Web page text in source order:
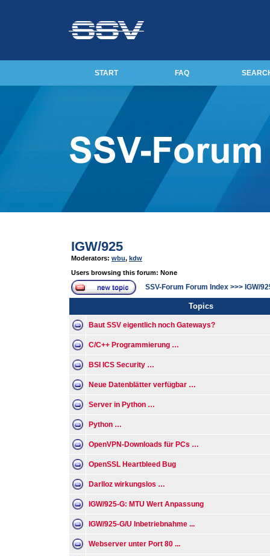
START FAQ
IGW/925
Moderators: wbu, kdw
Users browsing this forum: None
SSV-Forum Forum Index >>> IGW/
Topics
Baut SSV eigentlich noch Gateways?
C/C++ Programmierung …
BSI ICS Security …
Neue Datenblätter verfügbar …
Server in Python …
Python …
OpenVPN-Downloads für PCs …
OpenSSL Heartbleed Bug
Darlloz wirkungslos …
IGW/925-G: MTU Wert Anpassung
IGW/925-G/U Inbetriebnahme ...
Webserver unter Port 80 ...